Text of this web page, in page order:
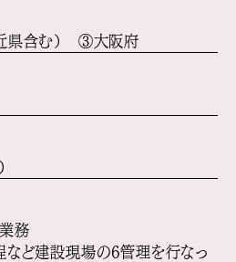
県含む） ③大阪府
務
など建設現場の6管理を行なっ